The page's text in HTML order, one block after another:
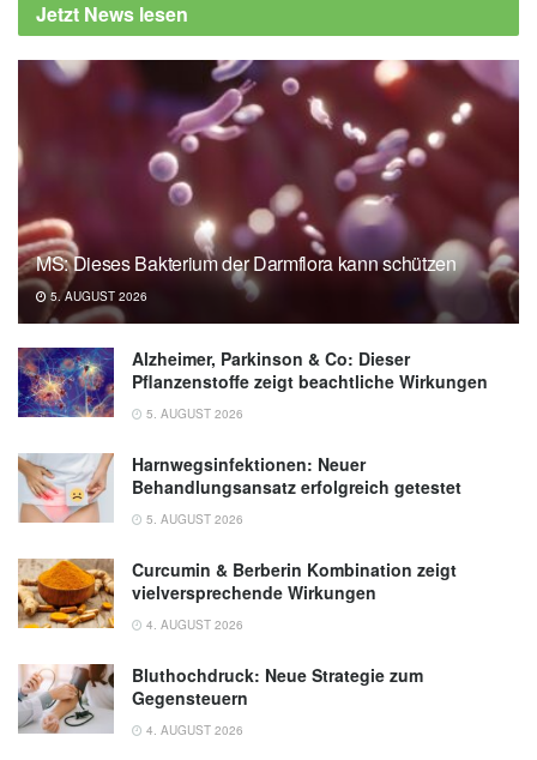
Jetzt News lesen
MS: Dieses Bakterium der Darmflora kann schützen
5. AUGUST 2026
Alzheimer, Parkinson & Co: Dieser
Pflanzenstoffe zeigt beachtliche Wirkungen
5. AUGUST 2026
Harnwegsinfektionen: Neuer
Behandlungsansatz erfolgreich getestet
5. AUGUST 2026
Curcumin & Berberin Kombination zeigt
vielversprechende Wirkungen
4. AUGUST 2026
Bluthochdruck: Neue Strategie zum
Gegensteuern
4. AUGUST 2026